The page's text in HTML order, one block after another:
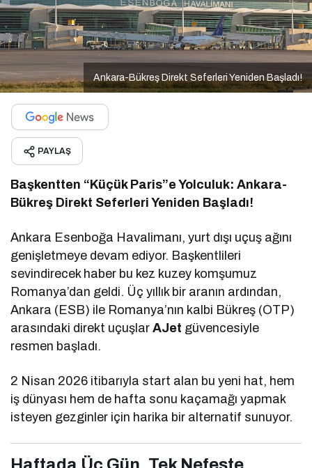
Ankara-Bükreş Direkt Seferleri Yeniden Başladı!
PAYLAŞ
Başkentten “Küçük Paris”e Yolculuk: Ankara-
Bükreş Direkt Seferleri Yeniden Başladı!
Ankara Esenboğa Havalimanı, yurt dışı uçuş ağını
genişletmeye devam ediyor. Başkentlileri
sevindirecek haber bu kez kuzey komşumuz
Romanya’dan geldi. Üç yıllık bir aranın ardından,
Ankara (ESB) ile Romanya’nın kalbi Bükreş (OTP)
arasındaki direkt uçuşlarAJet güvencesiyle
resmen başladı.
2 Nisan 2026 itibarıyla start alan bu yeni hat, hem
iş dünyası hem de hafta sonu kaçamağı yapmak
isteyen gezginler için harika bir alternatif sunuyor.
Haftada Üç Gün, Tek Nefeste